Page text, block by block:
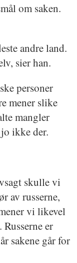
om saken.
andre land.
sier han.
personer
mener slike
mangler
ikke der.
skulle vi
av russerne,
vi likevel
er
sakene går for